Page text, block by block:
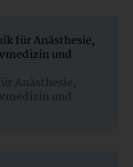
für Anästhesie,
und
Anästhesie,
und